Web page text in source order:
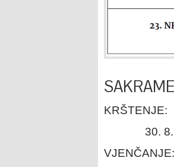
KRŠTENJE:
30.
VJENČANJE: